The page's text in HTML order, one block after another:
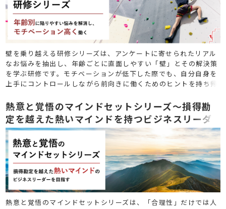
壁を乗り越える研修シリーズは、アンケートに寄せられたリアル
なお悩みを抽出し、年齢ごとに直面しやすい「壁」とその解決策
を学ぶ研修です。モチベーションが低下した際でも、自分自身を
上手にコントロールしながら前向きに働くためのヒントを持ち帰
熱意と覚悟のマインドセットシリーズ～損得勘
定を越えた熱いマインドを持つビジネスリーダ
ーを目指す
熱意と覚悟のマインドセットシリーズは、「合理性」だけでは人